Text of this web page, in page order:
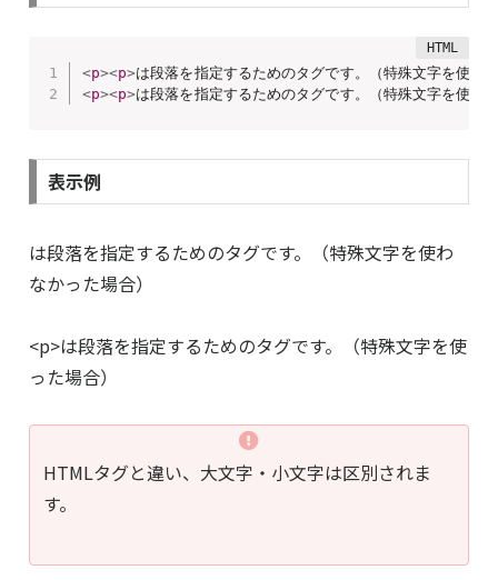
<p><p>は段落を指定するためのタグです。（特殊文字を使わ
<p><p>は段落を指定するためのタグです。（特殊文字を使っ
表示例
は段落を指定するためのタグです。（特殊文字を使わ
なかった場合）
<p>は段落を指定するためのタグです。（特殊文字を使
った場合）
HTMLタグと違い、大文字・小文字は区別されま
す。